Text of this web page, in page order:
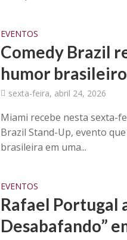
EVENTOS
Comedy Brazil
humor
sexta-feira, abril 24, 2026
Miami recebe nesta sexta-
Brazil Stand-Up, evento
brasileira em uma...
EVENTOS
Rafael Portugal
Desabafando”